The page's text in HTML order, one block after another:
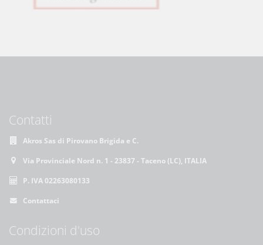
Contatti
Akros Sas di Pirovano Brigida e C.
Via Provinciale Nord n. 1 - 23837 - Taceno (LC), ITALIA
P. IVA 02263080133
Contattaci
Condizioni d'uso